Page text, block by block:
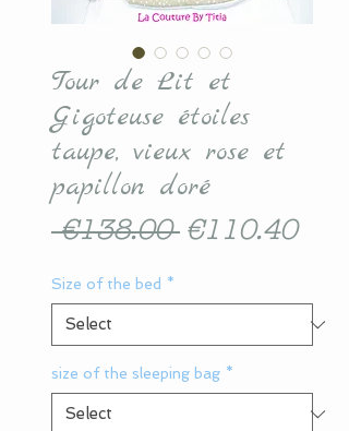
Tour de Lit et
Gigoteuse étoiles
taupe, vieux rose et
papillon doré
€138.00 Regular
€110.40Sale
Size of the bed *
size of the sleeping bag *